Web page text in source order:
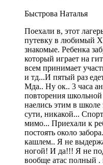
Быстрова Наталья
Поехали в, этот
путевку в любимый
знакомые. Ребенка
который играет на
всем принимает
и тд...И пятый раз
Мда.. Ну ок.. 3 часа
повторения
наелись этим в
сути, никакой...
мимо... Приехали к
постоять около
кашлем.. Я не
ногой! И да!!! Я не
вообще атас полный .